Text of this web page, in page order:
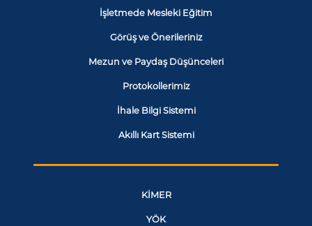
İşletmede Mesleki Eğitim
Görüş ve Önerileriniz
Mezun ve Paydaş Düşünceleri
Protokollerimiz
İhale Bilgi Sistemi
Akıllı Kart Sistemi
KİMER
YÖK